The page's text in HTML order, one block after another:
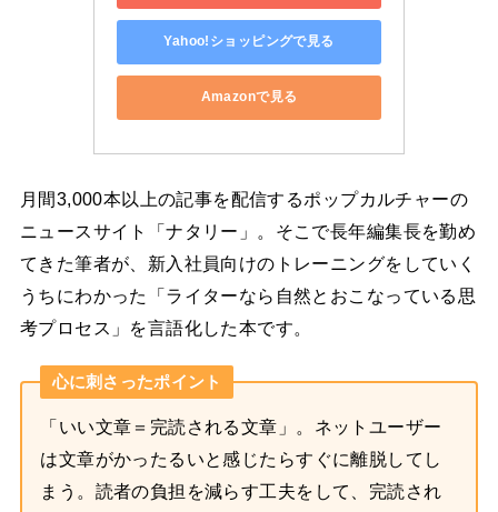
Yahoo!ショッピングで見る
Amazonで見る
月間3,000本以上の記事を配信するポップカルチャーの
ニュースサイト「ナタリー」。そこで長年編集長を勤め
てきた筆者が、新入社員向けのトレーニングをしていく
うちにわかった「ライターなら自然とおこなっている思
考プロセス」を言語化した本です。
心に刺さったポイント
「いい文章＝完読される文章」。ネットユーザー
は文章がかったるいと感じたらすぐに離脱してし
まう。読者の負担を減らす工夫をして、完読され